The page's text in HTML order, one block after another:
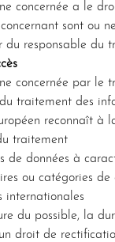
concernée a le
sont ou
du responsable du
concernée par
traitement des
reconnaît à
traitement
de données à
ou catégories
internationales
du possible, la
droit de